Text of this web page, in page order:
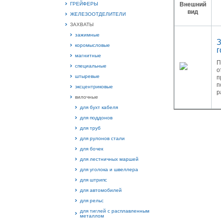
ГРЕЙФЕРЫ
ЖЕЛЕЗООТДЕЛИТЕЛИ
ЗАХВАТЫ
зажимные
коромысловые
магнитные
специальные
штыревые
эксцентриковые
вилочные
для бухт кабеля
для поддонов
для труб
для рулонов стали
для бочек
для лестничных маршей
для уголока и швеллера
для штрипс
для автомобилей
для рельс
для тиглей с расплавленным
металлом
Внешний
вид